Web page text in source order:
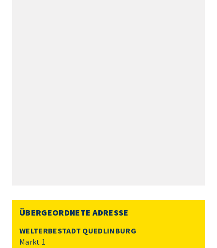
ÜBERGEORDNETE ADRESSE
WELTERBESTADT QUEDLINBURG
Markt 1